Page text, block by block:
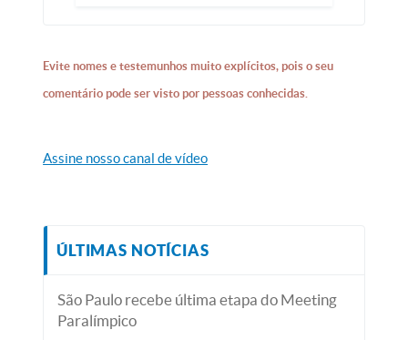
Evite nomes e testemunhos muito explícitos, pois o seu
comentário pode ser visto por pessoas conhecidas.
Assine nosso canal de vídeo
ÚLTIMAS NOTÍCIAS
São Paulo recebe última etapa do Meeting
Paralímpico